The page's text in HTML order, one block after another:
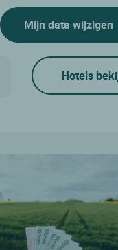
Mijn data wijzigen
Hotels